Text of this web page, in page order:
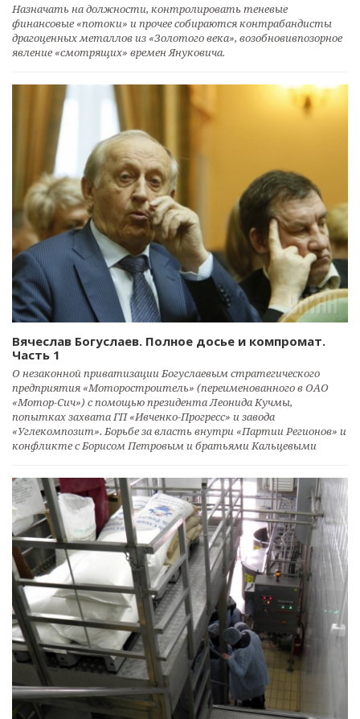
Назначать на должности, контролировать теневые
финансовые «потоки» и прочее собираются контрабандисты
драгоценных металлов из «Золотого века», возобновивпозорное
явление «смотрящих» времен Януковича.
Вячеслав Богуслаев. Полное досье и компромат.
Часть 1
О незаконной приватизации Богуслаевым стратегического
предприятия «Моторостроитель» (переименованного в ОАО
«Мотор-Сич») с помощью президента Леонида Кучмы,
попытках захвата ГП «Ивченко-Прогресс» и завода
«Углекомпозит». Борьбе за власть внутри «Партии Регионов» и
конфликте с Борисом Петровым и братьями Кальцевыми